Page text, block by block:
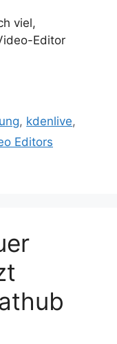
viel,
Editor
, kdenlive,
Editors